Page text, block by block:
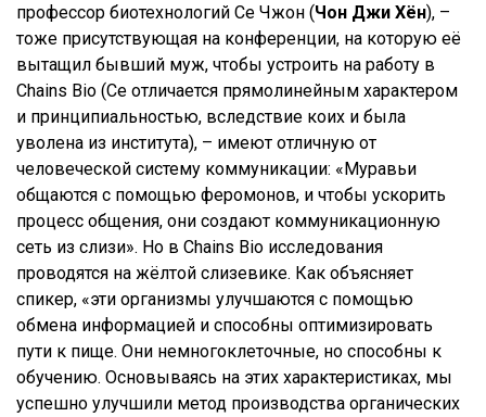
профессор биотехнологий Се Чжон (Чон Джи Хён), –
тоже присутствующая на конференции, на которую её
вытащил бывший муж, чтобы устроить на работу в
Chains Bio (Се отличается прямолинейным характером
и принципиальностью, вследствие коих и была
уволена из института), – имеют отличную от
человеческой систему коммуникации: «Муравьи
общаются с помощью феромонов, и чтобы ускорить
процесс общения, они создают коммуникационную
сеть из слизи». Но в Chains Bio исследования
проводятся на жёлтой слизевике. Как объясняет
спикер, «эти организмы улучшаются с помощью
обмена информацией и способны оптимизировать
пути к пище. Они немногоклеточные, но способны к
обучению. Основываясь на этих характеристиках, мы
успешно улучшили метод производства органических